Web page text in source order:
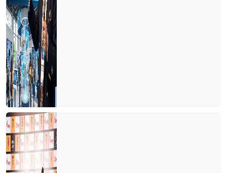
Turizm Bakanlığı Turizm online haber portallarını neden göz
ardı ediyor?
Avrupa ve Rusya siyasetinin Türk turizmine yol vermesi
bekleniyor
Her kafadan bir ses çıkıyor
Turiste serbest vatandaşa yasak
Turizmcinin işi papatya falına kaldı